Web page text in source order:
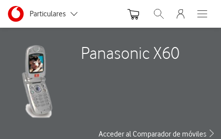
Ir a la pagina principal de vodafone.es
Menu navegación Segmento
Particulares
Pymes
Grandes empresas
y AA.PP.
Abrir buscador. Abre
Abre
Panasonic X60
Acceder al Comparador de móviles